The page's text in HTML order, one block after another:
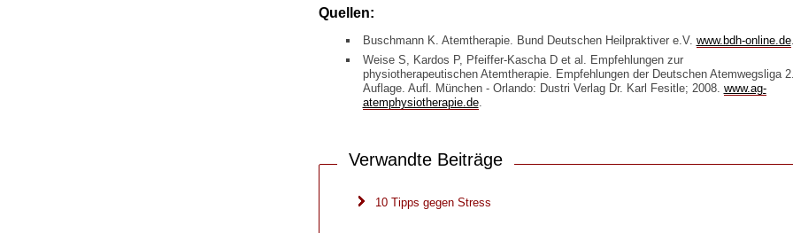
Quellen:
Buschmann K. Atemtherapie. Bund Deutschen Heilpraktiver e.V. www.bdh-online.de
Weise S, Kardos P, Pfeiffer-Kascha D et al. Empfehlungen zur
physiotherapeutischen Atemtherapie. Empfehlungen der Deutschen Atemwegsliga
Auflage. Aufl. München - Orlando: Dustri Verlag Dr. Karl Fesitle; 2008. www.ag-
atemphysiotherapie.de.
Verwandte Beiträge
10 Tipps gegen Stress